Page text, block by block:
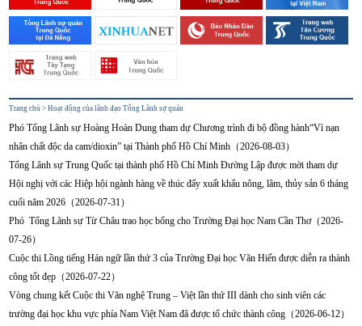
Trang chủ >Hoạt động của lãnh đạo Tổng Lãnh sự quán
Phó Tổng Lãnh sự Hoàng Hoàn Dung tham dự Chương trình đi bộ đồng hành“Vì nạn
nhân chất độc da cam/dioxin” tại Thành phố Hồ Chí Minh（2026-08-03）
Tổng Lãnh sự Trung Quốc tại thành phố Hồ Chí Minh Đường Lập được mời tham dự
Hội nghị với các Hiệp hội ngành hàng về thúc đẩy xuất khẩu nông, lâm, thủy sản 6 tháng
cuối năm 2026（2026-07-31）
Phó Tổng Lãnh sự Từ Châu trao học bổng cho Trường Đại học Nam Cần Thơ（2026-
07-26）
Cuộc thi Lồng tiếng Hán ngữ lần thứ 3 của Trường Đại học Văn Hiến được diễn ra thành
công tốt đẹp（2026-07-22）
Vòng chung kết Cuộc thi Văn nghệ Trung – Việt lần thứ III dành cho sinh viên các
trường đại học khu vực phía Nam Việt Nam đã được tổ chức thành công（2026-06-12）